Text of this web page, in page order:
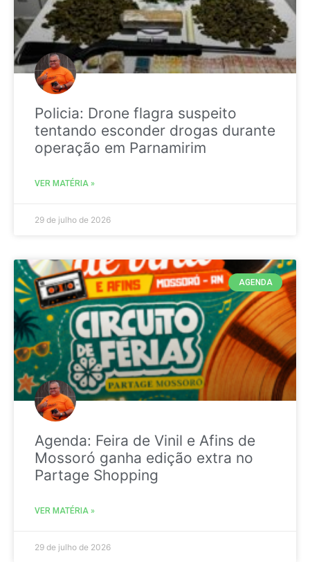
Policia: Drone flagra suspeito
tentando esconder drogas durante
operação em Parnamirim
VER MATÉRIA »
29 de julho de 2026
AGENDA
Agenda: Feira de Vinil e Afins de
Mossoró ganha edição extra no
Partage Shopping
VER MATÉRIA »
29 de julho de 2026